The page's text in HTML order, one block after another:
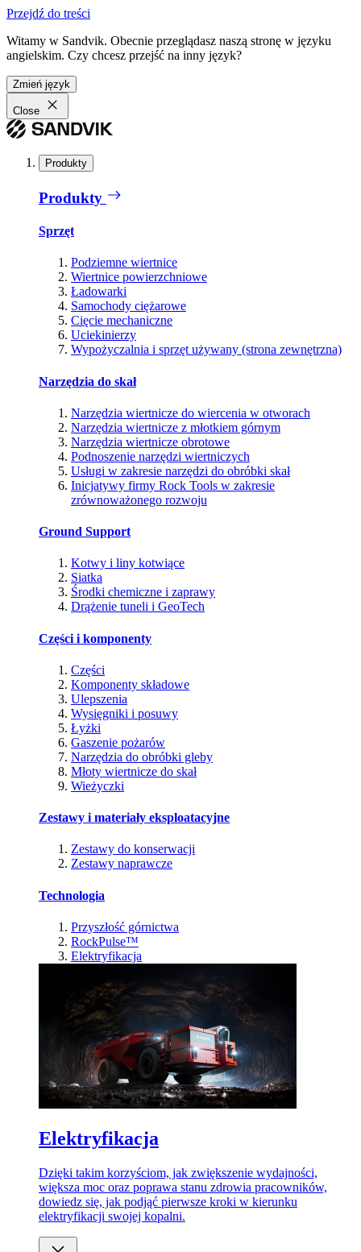
Przejdź do treści
Witamy w Sandvik. Obecnie przeglądasz naszą stronę w języku
angielskim. Czy chcesz przejść na inny język?
Zmień język
Close
Produkty
Produkty
Sprzęt
Podziemne wiertnice
Wiertnice powierzchniowe
Ładowarki
Samochody ciężarowe
Cięcie mechaniczne
Uciekinierzy
Wypożyczalnia i sprzęt używany (strona zewnętrzna)
Narzędzia do skał
Narzędzia wiertnicze do wiercenia w otworach
Narzędzia wiertnicze z młotkiem górnym
Narzędzia wiertnicze obrotowe
Podnoszenie narzędzi wiertniczych
Usługi w zakresie narzędzi do obróbki skał
Inicjatywy firmy Rock Tools w zakresie
zrównoważonego rozwoju
Ground Support
Kotwy i liny kotwiące
Siatka
Środki chemiczne i zaprawy
Drążenie tuneli i GeoTech
Części i komponenty
Części
Komponenty składowe
Ulepszenia
Wysięgniki i posuwy
Łyżki
Gaszenie pożarów
Narzędzia do obróbki gleby
Młoty wiertnicze do skał
Wieżyczki
Zestawy i materiały eksploatacyjne
Zestawy do konserwacji
Zestawy naprawcze
Technologia
Przyszłość górnictwa
RockPulse™
Elektryfikacja
Elektryfikacja
Dzięki takim korzyściom, jak zwiększenie wydajności,
większa moc oraz poprawa stanu zdrowia pracowników,
dowiedz się, jak podjąć pierwsze kroki w kierunku
elektryfikacji swojej kopalni.